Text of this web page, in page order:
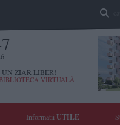
UN ZIAR LIBER!
VIRTUALĂ
Informatii UTILE